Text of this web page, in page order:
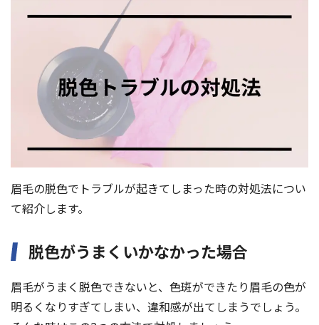
眉毛の脱色でトラブルが起きてしまった時の対処法につい
て紹介します。
脱色がうまくいかなかった場合
眉毛がうまく脱色できないと、色斑ができたり眉毛の色が
明るくなりすぎてしまい、違和感が出てしまうでしょう。